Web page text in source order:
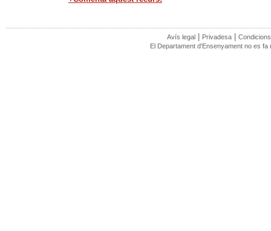
Avís legal | Privadesa |
El Departament d'Ensenyament no es